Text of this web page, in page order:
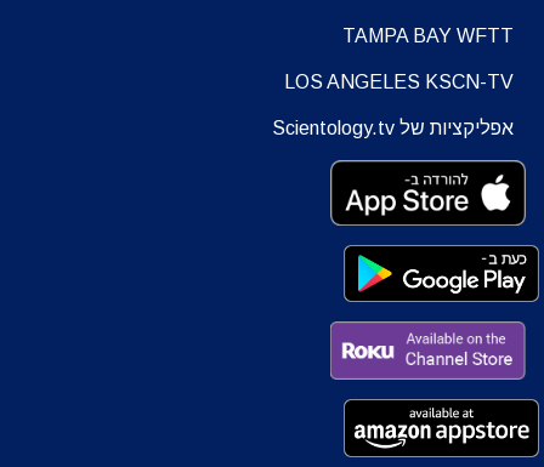
TAMPA BAY WFTT
LOS ANGELES KSCN-TV
אפליקציות של Scientology.tv